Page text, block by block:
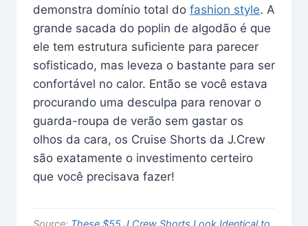
demonstra domínio total do fashion style. A
grande sacada do poplin de algodão é que
ele tem estrutura suficiente para parecer
sofisticado, mas leveza o bastante para ser
confortável no calor. Então se você estava
procurando uma desculpa para renovar o
guarda-roupa de verão sem gastar os
olhos da cara, os Cruise Shorts da J.Crew
são exatamente o investimento certeiro
que você precisava fazer!
Source: These $55 J.Crew Shorts Look Identical to